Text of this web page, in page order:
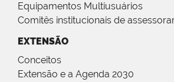
Equipamentos Multiusuários
Comitês institucionais de
EXTENSÃO
Conceitos
Extensão e a Agenda 2030